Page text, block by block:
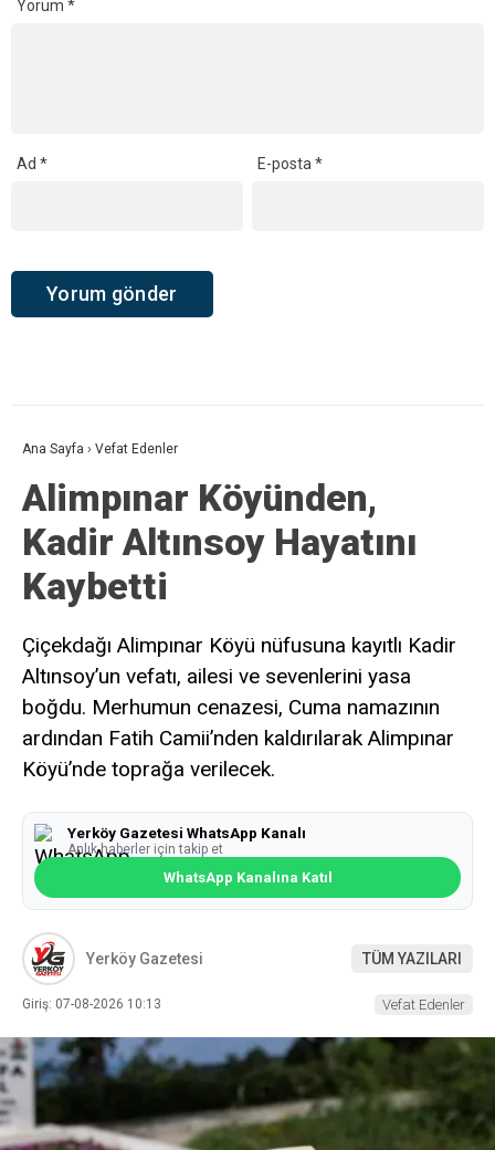
Yorum *
Ad * E-posta*
Ana Sayfa › Vefat Edenler
Alimpınar Köyünden,
Kadir Altınsoy Hayatını
Kaybetti
Çiçekdağı Alimpınar Köyü nüfusuna kayıtlı Kadir
Altınsoy’un vefatı, ailesi ve sevenlerini yasa
boğdu. Merhumun cenazesi, Cuma namazının
ardından Fatih Camii’nden kaldırılarak Alimpınar
Köyü’nde toprağa verilecek.
Yerköy Gazetesi WhatsApp Kanalı
Anlık haberler için takip et
WhatsApp Kanalına Katıl
Yerköy Gazetesi TÜM YAZILARI
Giriş: 07-08-2026 10:13 Vefat Edenler